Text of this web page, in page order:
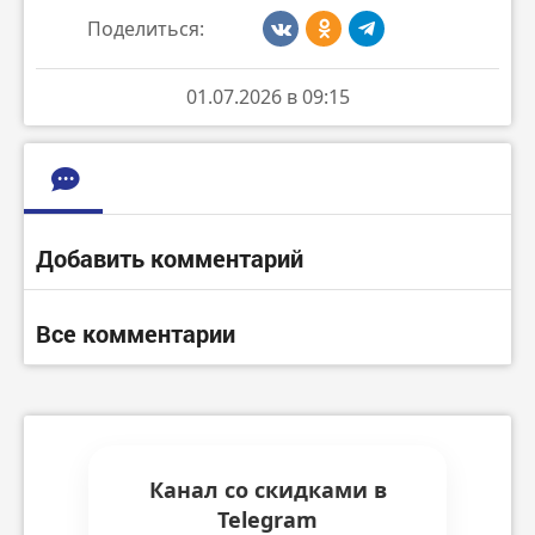
Поделиться:
01.07.2026 в 09:15
Добавить комментарий
Все комментарии
Канал со скидками в
Telegram